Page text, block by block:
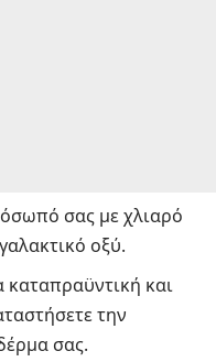
σας με χλιαρό
οξύ.
καταπραϋντική και
την
σας.